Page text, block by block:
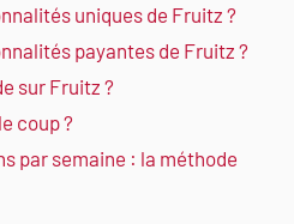
uniques de Fruitz ?
payantes de Fruitz ?
sur Fruitz ?
coup ?
par semaine : la méthode